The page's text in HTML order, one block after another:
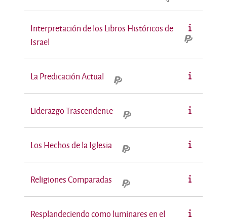
Interpretación de los Libros Históricos de
Israel
La Predicación Actual
Liderazgo Trascendente
Los Hechos de la Iglesia
Religiones Comparadas
Resplandeciendo como luminares en el